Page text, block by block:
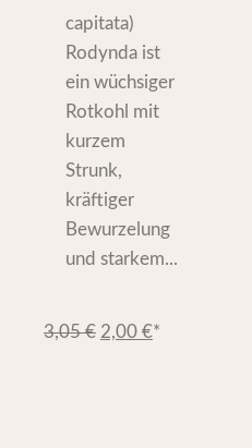
capitata)
Rodynda ist
ein wüchsiger
Rotkohl mit
kurzem
Strunk,
kräftiger
Bewurzelung
und starkem...
3,05€ 2,00 €*